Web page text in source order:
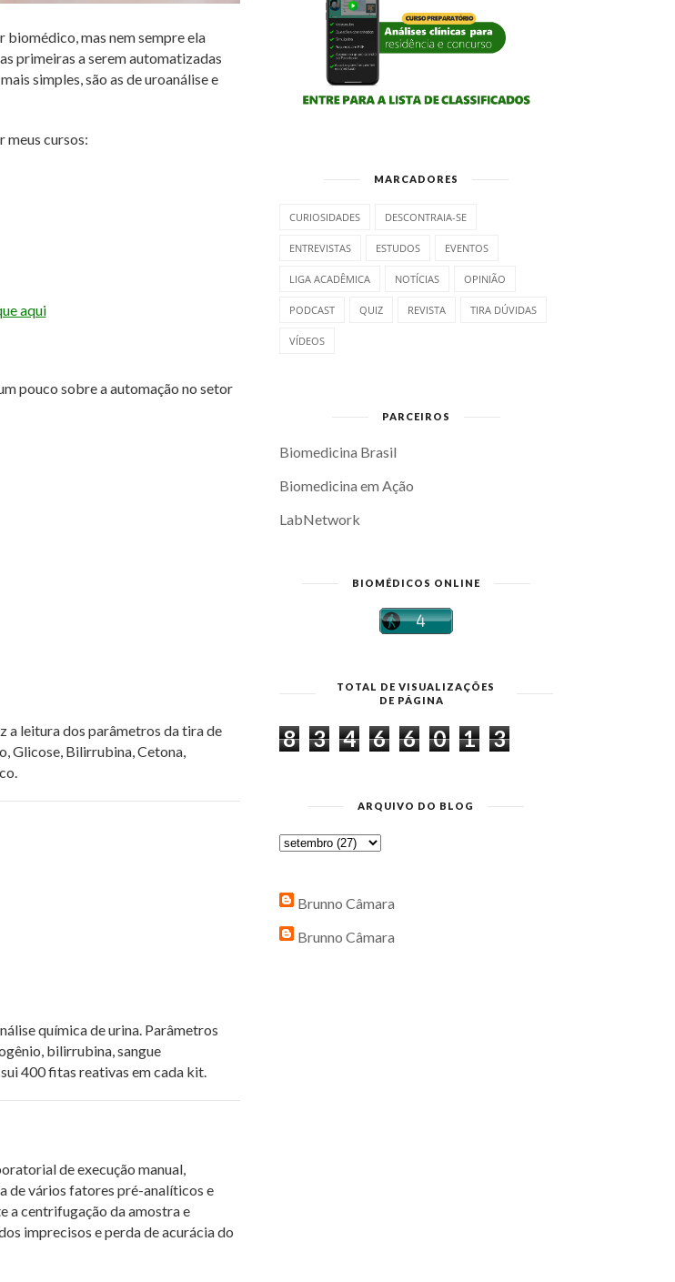
biomédico, mas nem sempre ela
primeiras a serem automatizadas
simples, são as de uroanálise e
meus cursos:
aqui
pouco sobre a automação no setor
a leitura dos parâmetros da tira de
Glicose, Bilirrubina, Cetona,
química de urina. Parâmetros
bilirrubina, sangue
400 fitas reativas em cada kit.
de execução manual,
de vários fatores pré-analíticos e
a centrifugação da amostra e
imprecisos e perda de acurácia do
MARCADORES
CURIOSIDADES DESCONTRAIA-SE
ENTREVISTAS ESTUDOS EVENTOS
LIGA ACADÊMICA NOTÍCIAS OPINIÃO
PODCAST QUIZ REVISTA TIRA DÚVIDAS
VÍDEOS
PARCEIROS
Biomedicina Brasil
Biomedicina em Ação
LabNetwork
BIOMÉDICOS ONLINE
TOTAL DE VISUALIZAÇÕES
DE PÁGINA
8 3 4 6 6 0 1 3
ARQUIVO DO BLOG
Brunno Câmara
Brunno Câmara